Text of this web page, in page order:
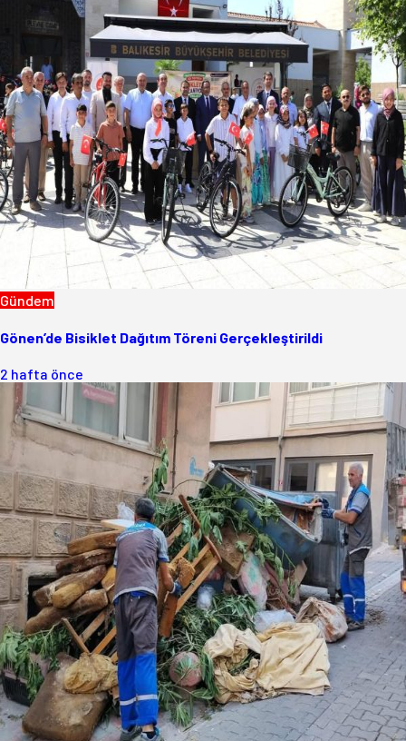
Gündem
Gönen’de Bisiklet Dağıtım Töreni Gerçekleştirildi
2 hafta önce